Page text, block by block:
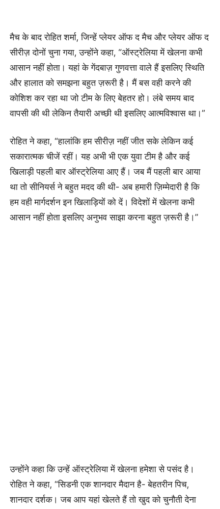
मैच के बाद रोहित शर्मा, जिन्हें प्लेयर ऑफ द मैच और प्लेयर ऑफ द
सीरीज़ दोनों चुना गया, उन्होंने कहा, “ऑस्ट्रेलिया में खेलना कभी
आसान नहीं होता। यहां के गेंदबाज़ गुणवत्ता वाले हैं इसलिए स्थिति
और हालात को समझना बहुत ज़रूरी है। मैं बस वही करने की
कोशिश कर रहा था जो टीम के लिए बेहतर हो। लंबे समय बाद
वापसी की थी लेकिन तैयारी अच्छी थी इसलिए आत्मविश्वास था।”
रोहित ने कहा, “हालांकि हम सीरीज़ नहीं जीत सके लेकिन कई
सकारात्मक चीजें रहीं। यह अभी भी एक युवा टीम है और कई
खिलाड़ी पहली बार ऑस्ट्रेलिया आए हैं। जब मैं पहली बार आया
था तो सीनियर्स ने बहुत मदद की थी- अब हमारी ज़िम्मेदारी है कि
हम वही मार्गदर्शन इन खिलाड़ियों को दें। विदेशों में खेलना कभी
आसान नहीं होता इसलिए अनुभव साझा करना बहुत ज़रूरी है।”
उन्होंने कहा कि उन्हें ऑस्ट्रेलिया में खेलना हमेशा से पसंद है।
रोहित ने कहा, “सिडनी एक शानदार मैदान है- बेहतरीन पिच,
शानदार दर्शक। जब आप यहां खेलते हैं तो खुद को चुनौती देना